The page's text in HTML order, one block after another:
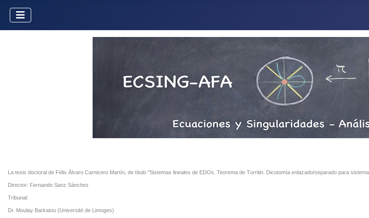
La tesis doctoral de Félix Álvaro Carnicero Martín, de título "Sistemas lineales de EDOs. Teorema de Turritin. Dicotomía enlazado/separado para
Director: Fernando Sanz Sánchez
Tribunal:
Dr. Moulay Barkatou (Université de Limoges)